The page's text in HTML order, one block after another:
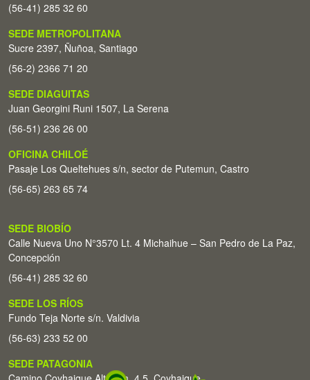
(56-41) 285 32 60
SEDE METROPOLITANA
Sucre 2397, Ñuñoa, Santiago
(56-2) 2366 71 20
SEDE DIAGUITAS
Juan Georgini Runi 1507, La Serena
(56-51) 236 26 00
OFICINA CHILOÉ
Pasaje Los Queltehues s/n, sector de Putemun, Castro
(56-65) 263 65 74
SEDE BIOBÍO
Calle Nueva Uno N°3570 Lt. 4 Michaihue – San Pedro de La Paz,
Concepción
(56-41) 285 32 60
SEDE LOS RÍOS
Fundo Teja Norte s/n. Valdivia
(56-63) 233 52 00
SEDE PATAGONIA